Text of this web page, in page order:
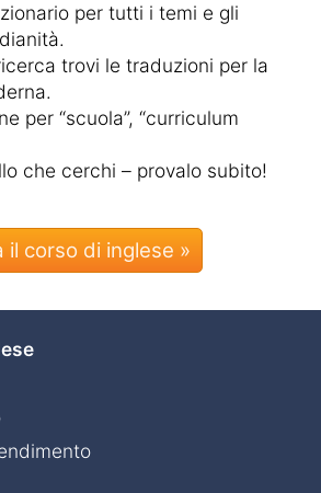
per tutti i temi e gli
trovi le traduzioni per la
per “scuola”, “curriculum
che cerchi – provalo subito!
il corso di inglese »